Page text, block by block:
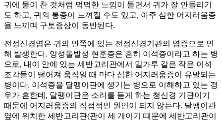
귀에 물이 찬 것처럼 먹먹한 느낌이 들면서 귀가 잘 안들리기
도 하고, 귀의 통증이 느껴질 수도 있고, 아주 심한 어지러움증
을 느끼며 구토증상이 동반된다.
전정신경염은 귀의 안쪽에 있는 전정신경기관의 염증으로 인
해 발생한다. 양성돌발성 현훈증은 흔히 이석증이라고 하는 병
으로, 내이 안에 있는 세반고리관에서 밀가루 같은 작은 이석
조각들이 떨어져 움직일 때 마다 심한 어지러움증이 유발되는
병이다. 이석증을 달팽이관에 생기는 병으로 이해하고 있는 경
우가 흔한데, 달팽이관은 소리를 듣게 하는 청신경 기관이기
때문에 어지러움증의 직접적인 원인이 되지 않는다. 달팽이관
옆에 위치한 세반고리관(관이 세 개이기 때문에 세반고리관이